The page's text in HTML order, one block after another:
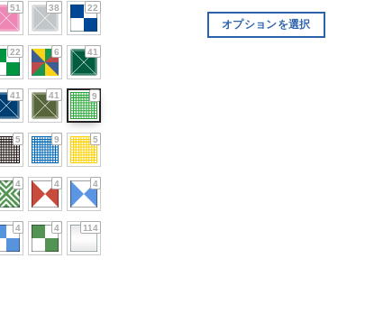
51 38 22
22 6 41
41 41 9
5 9 5
4 4 4
4 4 114
オプションを選択